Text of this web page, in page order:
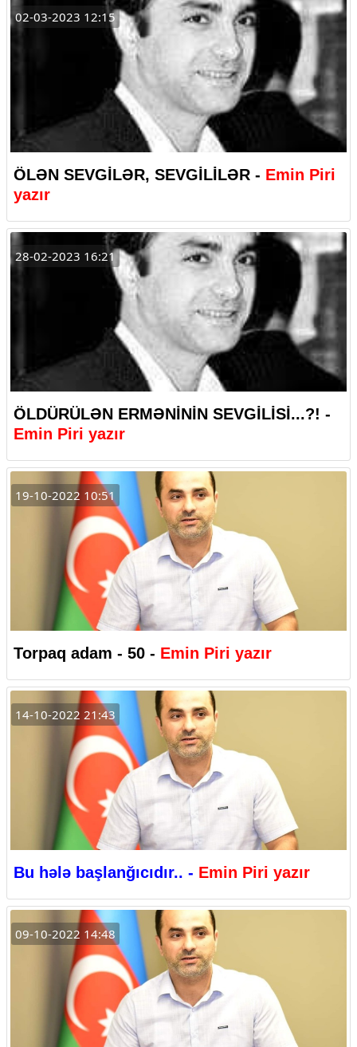
02-03-2023 12:15
ÖLƏN SEVGİLƏR, SEVGİLİLƏR - Emin Piri
yazır
28-02-2023 16:21
ÖLDÜRÜLƏN ERMƏNİNİN SEVGİLİSİ...?! -
Emin Piri yazır
19-10-2022 10:51
Torpaq adam - 50 - Emin Piri yazır
14-10-2022 21:43
Bu hələ başlanğıcıdır.. - Emin Piri yazır
09-10-2022 14:48